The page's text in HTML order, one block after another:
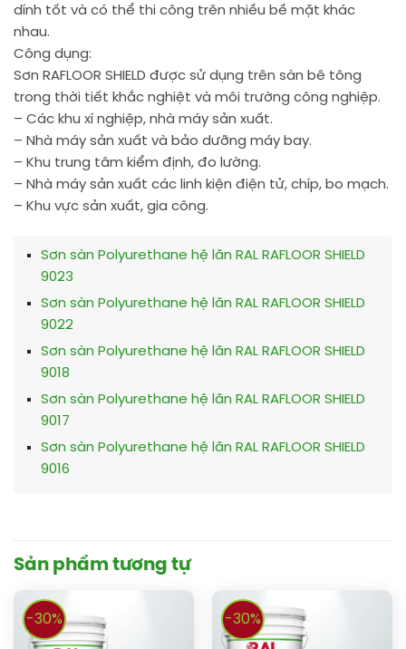
dính tốt và có thể thi công trên nhiều bề mặt khác
nhau.
Công dụng:
Sơn RAFLOOR SHIELD được sử dụng trên sàn bê tông
trong thời tiết khắc nghiệt và môi trường công nghiệp.
– Các khu xí nghiệp, nhà máy sản xuất.
– Nhà máy sản xuất và bảo dưỡng máy bay.
– Khu trung tâm kiểm định, đo lường.
– Nhà máy sản xuất các linh kiện điện tử, chíp, bo mạch.
– Khu vực sản xuất, gia công.
Sơn sàn Polyurethane hệ lăn RAL RAFLOOR SHIELD
9023
Sơn sàn Polyurethane hệ lăn RAL RAFLOOR SHIELD
9022
Sơn sàn Polyurethane hệ lăn RAL RAFLOOR SHIELD
9018
Sơn sàn Polyurethane hệ lăn RAL RAFLOOR SHIELD
9017
Sơn sàn Polyurethane hệ lăn RAL RAFLOOR SHIELD
9016
Sản phẩm tương tự
-30% -30%